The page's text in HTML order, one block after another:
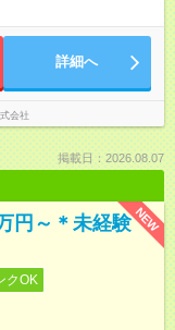
詳細へ
会社
掲載日：2026.08.07
NEW
円～＊未経験
クOK